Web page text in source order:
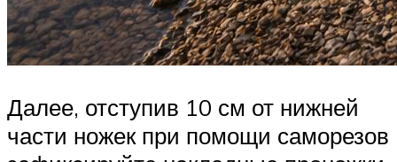
Далее, отступив 10 см от нижней
части ножек при помощи саморезов